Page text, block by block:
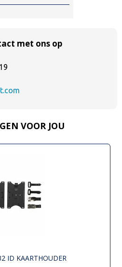
met ons op
VOOR JOU
ID KAARTHOUDER